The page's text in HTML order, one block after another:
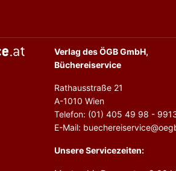
Verlag des ÖGB GmbH,
Büchereiservice
Rathausstraße 21
A-1010 Wien
Telefon: (01) 405 49 98 -
E-Mail:
Unsere Servicezeiten: